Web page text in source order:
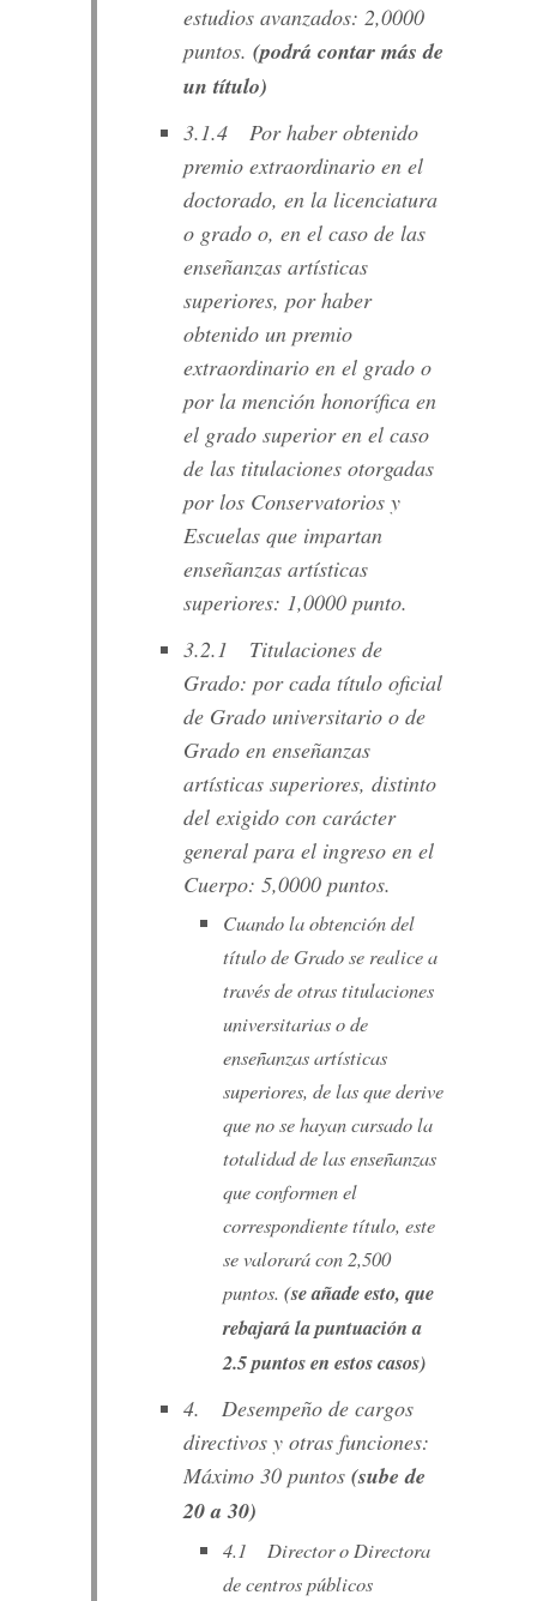
estudios avanzados: 2,0000
puntos. (podrá contar más de
un título)
3.1.4 Por haber obtenido
premio extraordinario en el
doctorado, en la licenciatura
o grado o, en el caso de las
enseñanzas artísticas
superiores, por haber
obtenido un premio
extraordinario en el grado o
por la mención honorífica en
el grado superior en el caso
de las titulaciones otorgadas
por los Conservatorios y
Escuelas que impartan
enseñanzas artísticas
superiores: 1,0000 punto.
3.2.1 Titulaciones de
Grado: por cada título oficial
de Grado universitario o de
Grado en enseñanzas
artísticas superiores, distinto
del exigido con carácter
general para el ingreso en el
Cuerpo: 5,0000 puntos.
Cuando la obtención del
título de Grado se realice a
través de otras titulaciones
universitarias o de
enseñanzas artísticas
superiores, de las que derive
que no se hayan cursado la
totalidad de las enseñanzas
que conformen el
correspondiente título, este
se valorará con 2,500
puntos. (se añade esto, que
rebajará la puntuación a
2.5 puntos en estos casos)
4. Desempeño de cargos
directivos y otras funciones:
Máximo 30 puntos (sube de
20 a 30)
4.1 Director o Directora
de centros públicos